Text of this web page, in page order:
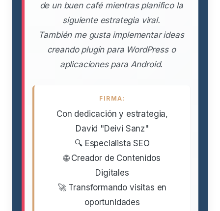
de un buen café mientras planifico la
siguiente estrategia viral.
También me gusta implementar ideas
creando plugin para WordPress o
aplicaciones para Android.
FIRMA:
Con dedicación y estrategia,
David "Deivi Sanz"
🔍 Especialista SEO
🌐 Creador de Contenidos
Digitales
🚀 Transformando visitas en
oportunidades